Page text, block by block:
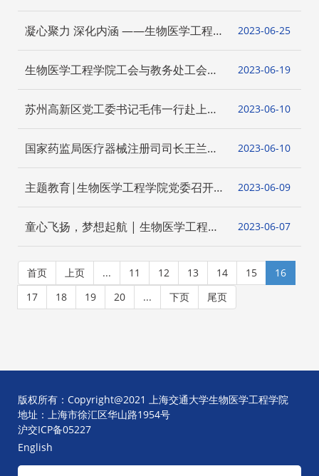
教育调研成果交流会
凝心聚力 深化内涵 ——生物医学工程
学院开展专业高质量建设内涵主题调研
25
2023-06
生物医学工程学院工会与教务处工会开
展 “迎端午 健身心 促和谐”共建活动
19
2023-06
苏州高新区党工委书记毛伟一行赴上海
交通大学生物医学工程创新转化中心调
研交流
10
2023-06
国家药监局医疗器械注册司司长王兰明
一行调研上海交通大学
10
2023-06
主题教育|生物医学工程学院党委召开
主题教育第四次集中学习研讨会
09
2023-06
童心飞扬，梦想起航 | 生物医学工程学
院工会举行六一亲子研学活动
07
2023-06
首页 上页 ... 11 12 13 14 15
16
17
18 19 20 ... 下页 尾页
版权所有：Copyright@2021 上海交通大学生物医学工程学院
地址：上海市徐汇区华山路1954号
沪交ICP备05227
English